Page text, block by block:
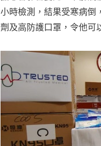
小時檢測，結果受寒病倒
劑及高防護口罩，令他可